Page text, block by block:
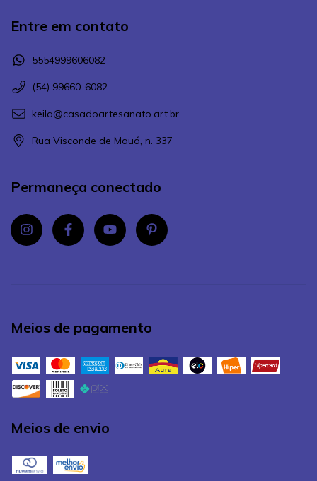
Entre em contato
5554999606082
(54) 99660-6082
keila@casadoartesanato.art.br
Rua Visconde de Mauá, n. 337
Permaneça conectado
Meios de pagamento
Meios de envio